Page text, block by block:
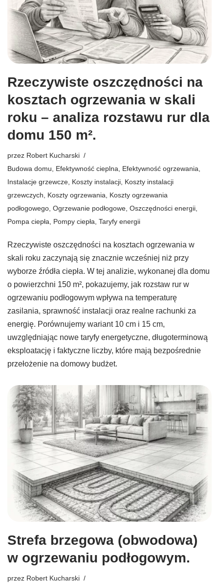
Rzeczywiste oszczędności na
kosztach ogrzewania w skali
roku – analiza rozstawu rur dla
domu 150 m².
przez Robert Kucharski
Budowa domu
Efektywność cieplna Efektywność ogrzewania
Instalacje grzewcze Koszty instalacji Koszty instalacji
grzewczych
Koszty ogrzewania
Koszty ogrzewania
podłogowego Ogrzewanie podłogowe Oszczędności energii
Pompa ciepła
Pompy ciepła Taryfy energii
Rzeczywiste oszczędności na kosztach ogrzewania w
skali roku zaczynają się znacznie wcześniej niż przy
wyborze źródła ciepła. W tej analizie, wykonanej dla domu
o powierzchni 150 m², pokazujemy, jak rozstaw rur w
ogrzewaniu podłogowym wpływa na temperaturę
zasilania, sprawność instalacji oraz realne rachunki za
energię. Porównujemy wariant 10 cm i 15 cm,
uwzględniając nowe taryfy energetyczne, długoterminową
eksploatację i faktyczne liczby, które mają bezpośrednie
przełożenie na domowy budżet.
Strefa brzegowa (obwodowa)
w ogrzewaniu podłogowym.
przez Robert Kucharski